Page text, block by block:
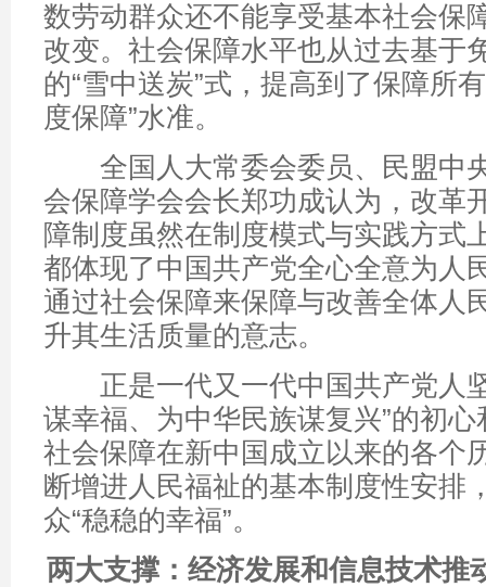
数劳动群众还不能享受基本社会保
改变。社会保障水平也从过去基于
的“雪中送炭”式，提高到了保障所
度保障”水准。
全国人大常委会委员、民盟中
会保障学会会长郑功成认为，改革
障制度虽然在制度模式与实践方式
都体现了中国共产党全心全意为人
通过社会保障来保障与改善全体人
升其生活质量的意志。
正是一代又一代中国共产党人
谋幸福、为中华民族谋复兴”的初
社会保障在新中国成立以来的各个
断增进人民福祉的基本制度性安排
众“稳稳的幸福”。
两大支撑：经济发展和信息技术推